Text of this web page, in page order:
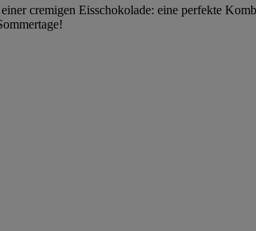
cremigen Eisschokolade: eine perfekte